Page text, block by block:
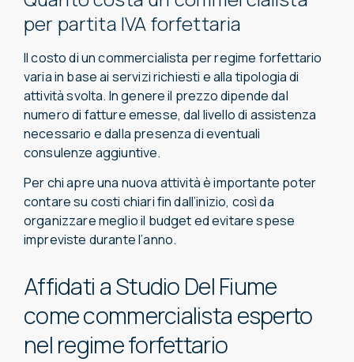
per partita IVA forfettaria
Il costo di un commercialista per regime forfettario
varia in base ai servizi richiesti e alla tipologia di
attività svolta. In genere il prezzo dipende dal
numero di fatture emesse, dal livello di assistenza
necessario e dalla presenza di eventuali
consulenze aggiuntive.
Per chi apre una nuova attività è importante poter
contare su costi chiari fin dall’inizio, così da
organizzare meglio il budget ed evitare spese
impreviste durante l’anno.
Affidati a Studio Del Fiume
come commercialista esperto
nel regime forfettario